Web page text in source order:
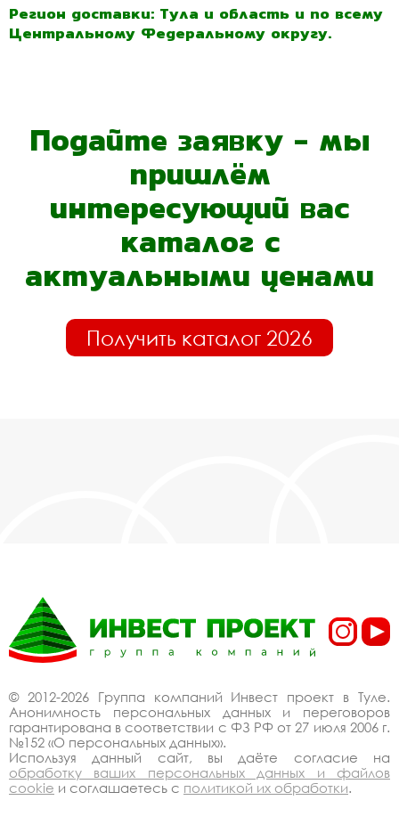
Регион доставки: Тула и область и по всему
Центральному Федеральному округу.
Подайте заявку - мы
пришлём
интересующий вас
каталог с
актуальными ценами
Получить каталог 2026
© 2012-2026 Группа компаний Инвест проект в Туле.
Анонимность персональных данных и переговоров
гарантирована в соответствии с ФЗ РФ от 27 июля 2006 г.
№152 «О персональных данных».
Используя данный сайт, вы даёте согласие на
обработку ваших персональных данных и файлов
cookie и соглашаетесь с политикой их обработки.